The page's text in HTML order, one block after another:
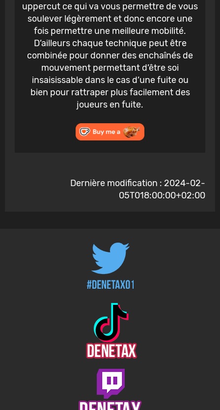
uppercut ce qui va vous permettre de vous
soulever légèrement et donc encore une
fois permettre une meilleure mobilité.
D’ailleurs chaque technique peut être
combinée pour donner des enchaînés de
mouvement permettant d’être soi
insaisissable dans le cas d’une fuite ou
bien pour rattraper plus facilement des
joueurs en fuite.
Dernière modification : 2024-02-
05T018:00:00+02:00